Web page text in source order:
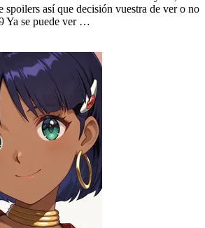
spoilers así que decisión vuestra de ver o no
Ya se puede ver …